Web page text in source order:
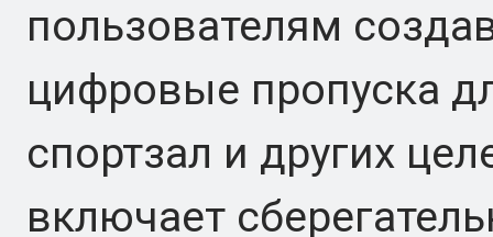
пользователям
цифровые пропуска
спортзал и других
включает